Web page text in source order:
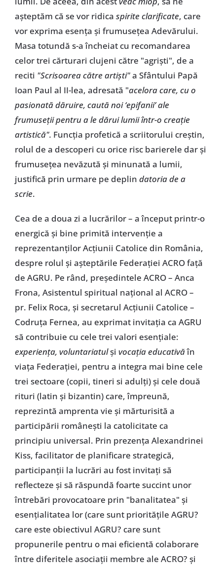
așteptăm că se vor ridica spirite clarificate, care
vor exprima esența și frumusețea Adevărului.
Masa totundă s-a încheiat cu recomandarea
celor trei cărturari clujeni către "agriști", de a
reciti "Scrisoarea către artiști"a Sfântului Papă
Ioan Paul al II-lea, adresată "acelora care, cu o
pasionată dăruire, caută noi ‘epifanii’ ale
frumuseții pentru a le dărui lumii într-o creație
artistică". Funcția profetică a scriitorului creștin,
rolul de a descoperi cu orice risc barierele dar și
frumusețea nevăzută și minunată a lumii,
justifică prin urmare pe deplin datoria de a
scrie.
Cea de a doua zi a lucrărilor – a început printr-o
energică și bine primită intervenție a
reprezentanților Acțiunii Catolice din România,
despre rolul și așteptările Federației ACRO față
de AGRU. Pe rând, președintele ACRO – Anca
Frona, Asistentul spiritual național al ACRO –
pr. Felix Roca, și secretarul Acțiunii Catolice –
Codruța Fernea, au exprimat invitația ca AGRU
să contribuie cu cele trei valori esențiale:
experiența, voluntariatulși vocația educativăîn
viața Federației, pentru a integra mai bine cele
trei sectoare (copii, tineri si adulți) și cele două
rituri (latin și bizantin) care, împreună,
reprezintă amprenta vie și mărturisită a
participării românești la catolicitate ca
principiu universal. Prin prezența Alexandrinei
Kiss, facilitator de planificare strategică,
participanții la lucrări au fost invitați să
reflecteze și să răspundă foarte succint unor
întrebări provocatoare prin "banalitatea" și
esențialitatea lor (care sunt prioritățile AGRU?
care este obiectivul AGRU? care sunt
propunerile pentru o mai eficientă colaborare
între diferitele asociații membre ale ACRO? și